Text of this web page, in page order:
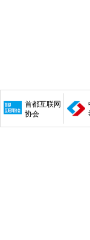
首都互联网
协会